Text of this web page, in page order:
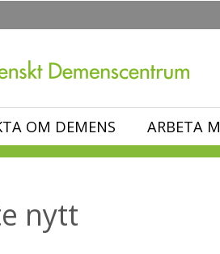
OM DEMENS ARBETA
nytt